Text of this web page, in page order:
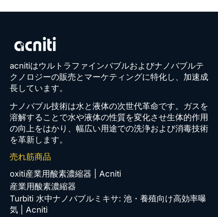
acnitiはウルトラファインバブルおよびナノバブルテ
クノロジーの販売とマーケティングに特化し、加速成
長しています。
ナノバブル技術は水と液体の次世代革命です。ガスを
溶解することで水や液体の性質を変化させ生体的作用
の向上をはかり、幅広い用途での洗浄および消毒技術
を革新します。
売れ筋商品
oxiti産業用酸素濃縮器 | Acniti
産業用酸素濃縮器
Turbiti 水中ナノバブルミキサ: 池・養殖向け高効率曝
気 | Acniti